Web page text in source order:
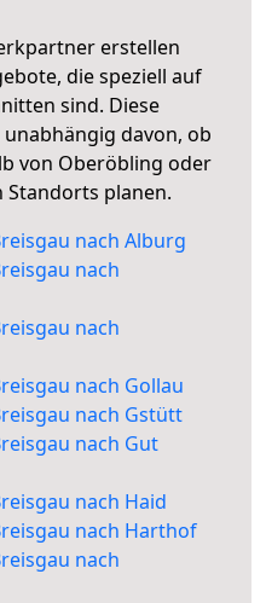
erstellen
die speziell auf
sind. Diese
davon, ob
von Oberöbling oder
planen.
nach Alburg
nach
nach
nach Gollau
nach Gstütt
nach Gut
nach Haid
nach Harthof
nach